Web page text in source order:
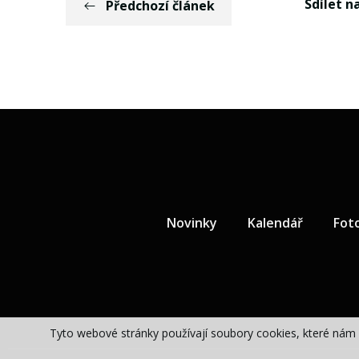
Tyto webové stránky používají soubory cookies, které
Předchozí článek Sdílet
Novinky Kalendář